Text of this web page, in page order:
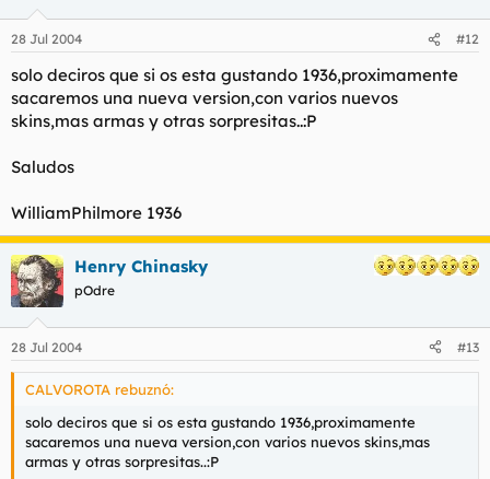
28 Jul 2004 #12
solo deciros que si os esta gustando 1936,proximamente
sacaremos una nueva version,con varios nuevos
skins,mas armas y otras sorpresitas..:P
Saludos
WilliamPhilmore 1936
Henry Chinasky
pOdre
28 Jul 2004 #13
CALVOROTA rebuznó:
solo deciros que si os esta gustando 1936,proximamente
sacaremos una nueva version,con varios nuevos skins,mas
armas y otras sorpresitas..:P